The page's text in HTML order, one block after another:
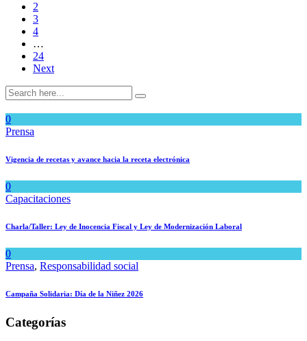
2
3
4
…
24
Next
0
Prensa
Vigencia de recetas y avance hacia la receta electrónica
0
Capacitaciones
Charla/Taller: Ley de Inocencia Fiscal y Ley de Modernización Laboral
0
Prensa, Responsabilidad social
Campaña Solidaria: Día de la Niñez 2026
Categorías